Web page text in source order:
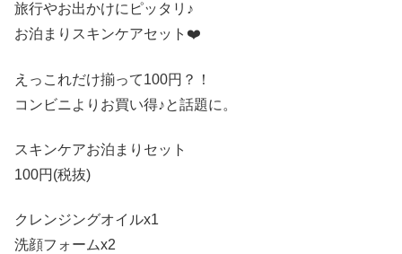
旅行やお出かけにピッタリ♪
お泊まりスキンケアセット❤️
えっこれだけ揃って100円？！
コンビニよりお買い得♪と話題に。
​​スキンケアお泊まりセット​
100円(税抜)
クレンジングオイルx1
洗顔フォームx2